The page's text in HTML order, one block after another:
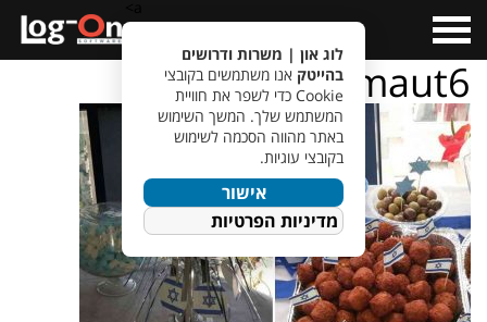
Menu
atzmaut6
לוג און | משרות ודרושים
בהייטק אנו משתמשים בקובצי
Cookie כדי לשפר את חוויית
המשתמש שלך. המשך השימוש
באתר מהווה הסכמה לשימוש
בקובצי עוגיות.
אישור
מדיניות הפרטיות